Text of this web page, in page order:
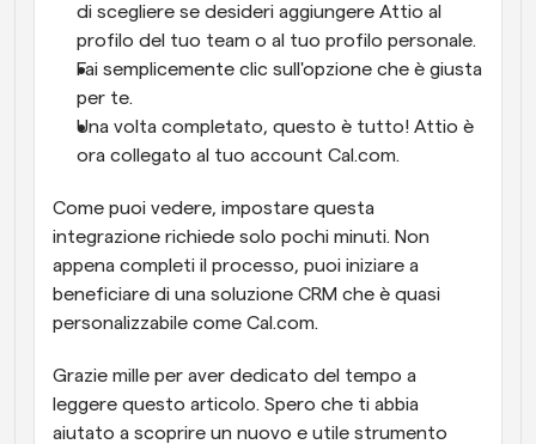
di scegliere se desideri aggiungere Attio al
profilo del tuo team o al tuo profilo personale.
Fai semplicemente clic sull'opzione che è giusta
per te.
Una volta completato, questo è tutto! Attio è
ora collegato al tuo account Cal.com.
Come puoi vedere, impostare questa
integrazione richiede solo pochi minuti. Non
appena completi il processo, puoi iniziare a
beneficiare di una soluzione CRM che è quasi
personalizzabile come Cal.com.
Grazie mille per aver dedicato del tempo a
leggere questo articolo. Spero che ti abbia
aiutato a scoprire un nuovo e utile strumento